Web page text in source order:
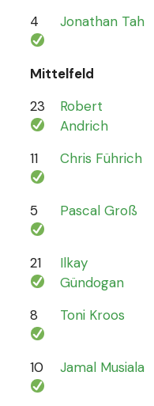
4 Jonathan Tah
Mittelfeld
23
Robert
Andrich
11 Chris Führich
5 Pascal Groß
21
Ilkay
Gündogan
8 Toni Kroos
10 Jamal Musiala